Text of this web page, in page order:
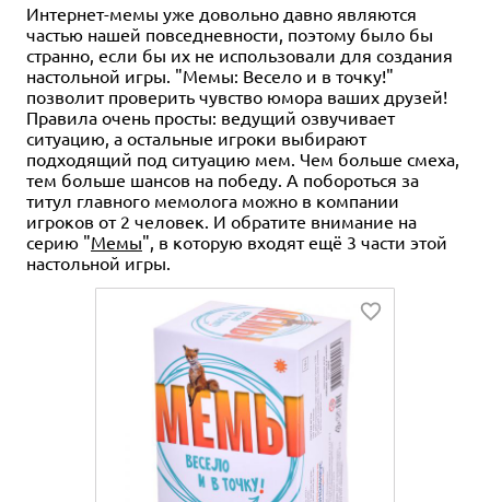
Интернет-мемы уже довольно давно являются
частью нашей повседневности, поэтому было бы
странно, если бы их не использовали для создания
настольной игры. "Мемы: Весело и в точку!"
позволит проверить чувство юмора ваших друзей!
Правила очень просты: ведущий озвучивает
ситуацию, а остальные игроки выбирают
подходящий под ситуацию мем. Чем больше смеха,
тем больше шансов на победу. А побороться за
титул главного мемолога можно в компании
игроков от 2 человек. И обратите внимание на
серию "Мемы", в которую входят ещё 3 части этой
настольной игры.